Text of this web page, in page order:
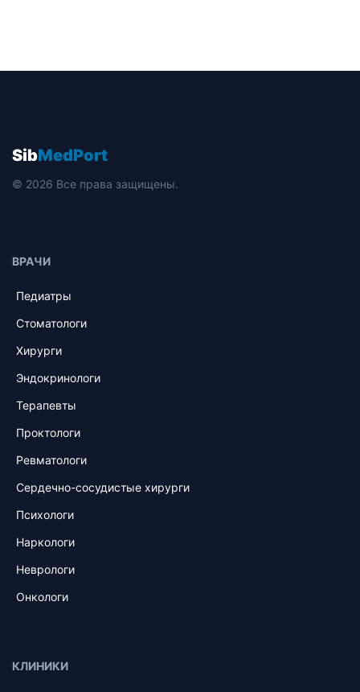
SibMedPort
© 2026 Все права защищены.
ВРАЧИ
Педиатры
Стоматологи
Хирурги
Эндокринологи
Терапевты
Проктологи
Ревматологи
Сердечно-сосудистые хирурги
Психологи
Наркологи
Неврологи
Онкологи
КЛИНИКИ